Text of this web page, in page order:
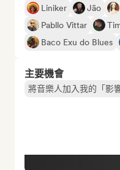
Liniker Jão
Pabllo Vittar
Baco Exu do Blues
主要機會
將音樂人加入我的「影